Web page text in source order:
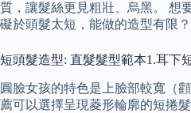
質，讓髮絲更見粗壯、烏黑。 想
礙於頭髮太短，能做的造型有限？
短頭髮造型: 直髮髮型範本1.耳下
圓臉女孩的特色是上臉部較寬（
薦可以選擇呈現菱形輪廓的短捲